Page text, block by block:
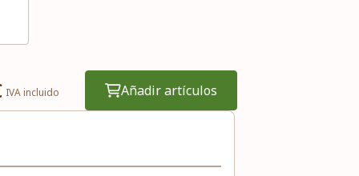
IVA incluido Añadir artículos